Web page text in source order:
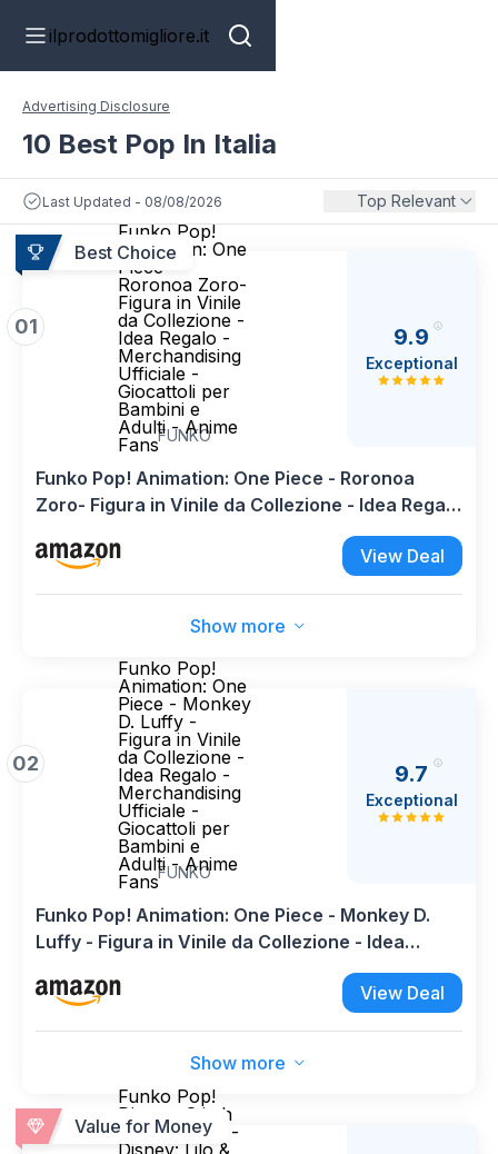
ilprodottomigliore.it
Advertising Disclosure
10 Best Pop In Italia
Last Updated - 08/08/2026 Top Relevant
Best Choice
01
Funko Pop!
Animation: One
Piece -
Roronoa Zoro-
Figura in Vinile
da Collezione -
Idea Regalo -
Merchandising
Ufficiale -
Giocattoli per
Bambini e
Adulti - Anime
FansFUNKO
9.9
Exceptional
Funko Pop! Animation: One Piece - Roronoa
Zoro- Figura in Vinile da Collezione - Idea Regalo
- Merchandising Ufficiale - Giocattoli per
Bambini e Adulti - Anime Fans
View Deal
Show more
02
Funko Pop!
Animation: One
Piece - Monkey
D. Luffy -
Figura in Vinile
da Collezione -
Idea Regalo -
Merchandising
Ufficiale -
Giocattoli per
Bambini e
Adulti - Anime
FansFUNKO
9.7
Exceptional
Funko Pop! Animation: One Piece - Monkey D.
Luffy - Figura in Vinile da Collezione - Idea
Regalo - Merchandising Ufficiale - Giocattoli per
Bambini e Adulti - Anime Fans
View Deal
Show more
Value for Money
Funko Pop!
Disney: Stitch
With Ukulele -
Disney: Lilo &